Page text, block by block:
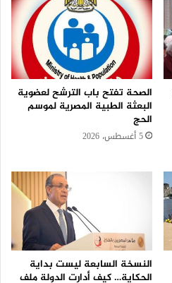
الصحة تفتح باب الترشح لعضوية
البعثة الطبية المصرية لموسم
الحج
5 أغسطس، 2026
النسخة السابعة ليست بداية
الحكاية… كيف أدارت الدولة ملف